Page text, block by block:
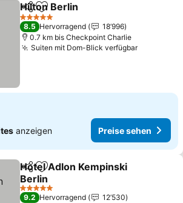
TeilenZu Favoriten hinzufügen
Hilton Berlin
5 Sterne
8.5 Hervorragend
18’996
0.7 km bis Checkpoint Charlie
Suiten mit Dom-Blick verfügbarPreise
anzeigen Preise sehen
TeilenZu Favoriten hinzufügen
Hotel Adlon Kempinski
Berlin
Preise sehen
5 Sterne
9.2 Hervorragend
12’530